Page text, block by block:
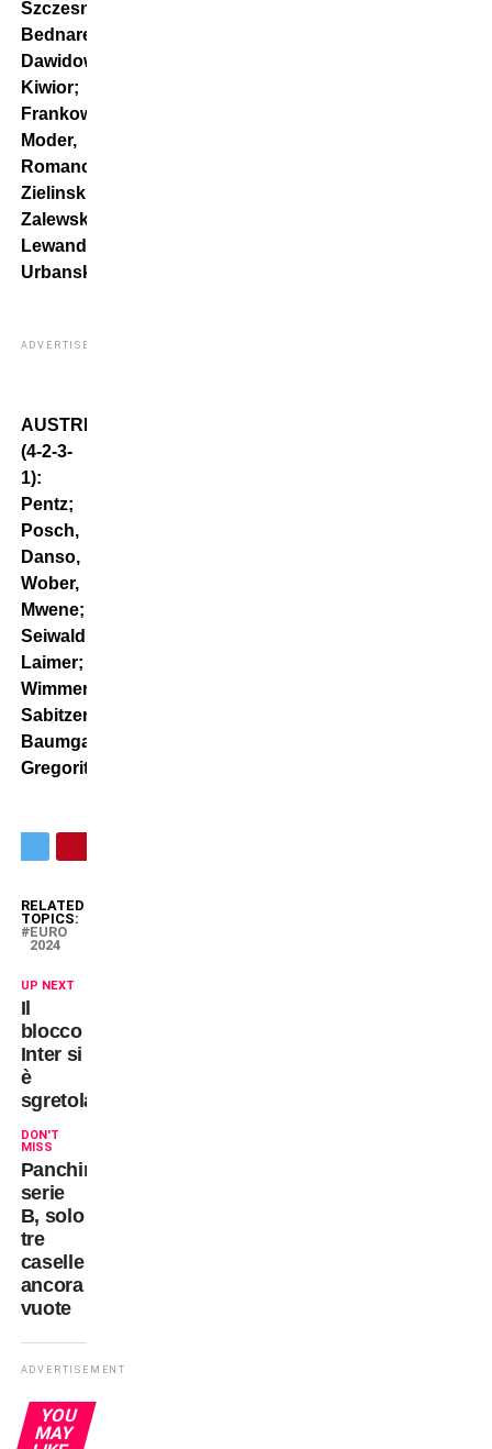
Szczesny;
Bednarek,
Dawidowicz,
Kiwior;
Frankowski,
Moder,
Romanczuk,
Zielinski,
Zalewski;
Lewandowski,
Urbanski.
ADVERTISEMENT
AUSTRIA
(4-2-3-
1):
Pentz;
Posch,
Danso,
Wober,
Mwene;
Seiwald,
Laimer;
Wimmer,
Sabitzer,
Baumgartner;
Gregoritsch.
RELATED
TOPICS:
EURO
2024
UP NEXT
Il
blocco
Inter si
è
sgretolato!
DON'T
MISS
Panchine
serie
B, solo
tre
caselle
ancora
vuote
ADVERTISEMENT
YOU
MAY